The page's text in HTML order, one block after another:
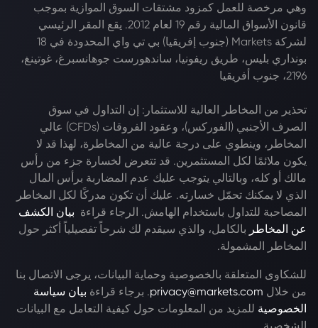
وهي مرخصة للعمل كمزود مشتقات السوق الموازية بموجب
قانون الأسواق المالية رقم 19 لعام 2012. يقع المقر الرئيسي
لشركة Markets (جنوب إفريقيا) بي تي واي المحدودة في 18
بونداري بليس، طريق ريفونيا، ساندهورست جوهانسبرغ، غوتينغ،
2196، جنوب أفريقيا
تحذير من المخاطر العالية للاستثمار: إن التداول في سوق
الصرف الأجنبي (الفوركس)، وعقود الفروقات (CFDs) عالي
المخاطر، وينطوي على درجة عالية من المخاطرة، لهذا قد لا
يكون ملائمًا لكل المستثمرين. قد تتعرض لخسارة جزء من رأس
مالك أو كله، وبالتالي يتوجب عليك عدم المضاربة برأس المال
الذي لا يمكنك تحمّل خسارته. عليك أن تكون مدركًا لكل المخاطر
المصاحبة للتداول باستخدام الهامش. الرجاء قراءة بيان الكشف
عن المخاطر بالكامل، والذي سيقدم لك شرحاً تفصيلياً أكثر حول
المخاطر المشمولة.
للشكاوى المتعلقة بالخصوصية وحماية البيانات، يرجى الاتصال بنا
من خلال privacy@markets.com. برجاء قراءة بيان سياسة
الخصوصية للمزيد من المعلومات حول كيفية التعامل مع البيانات